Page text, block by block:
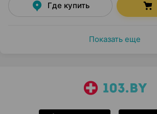
Где купить
Показать еще